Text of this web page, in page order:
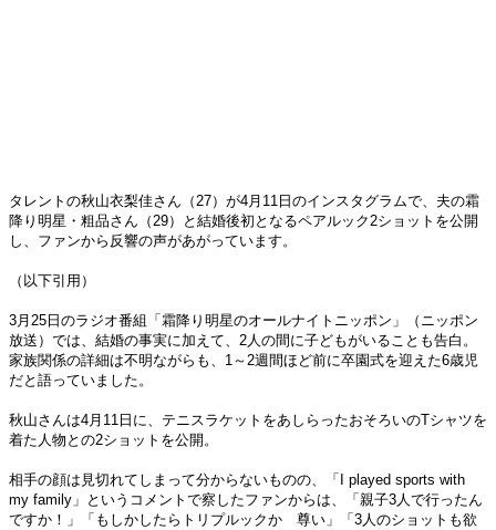
タレントの秋山衣梨佳さん（27）が4月11日のインスタグラムで、夫の霜
降り明星・粗品さん（29）と結婚後初となるペアルック2ショットを公開
し、ファンから反響の声があがっています。
（以下引用）
3月25日のラジオ番組「霜降り明星のオールナイトニッポン」（ニッポン
放送）では、結婚の事実に加えて、2人の間に子どもがいることも告白。
家族関係の詳細は不明ながらも、1～2週間ほど前に卒園式を迎えた6歳児
だと語っていました。
秋山さんは4月11日に、テニスラケットをあしらったおそろいのTシャツを
着た人物との2ショットを公開。
相手の顔は見切れてしまって分からないものの、「I played sports with
my family」というコメントで察したファンからは、「親子3人で行ったん
ですか！」「もしかしたらトリプルックか 尊い」「3人のショットも欲